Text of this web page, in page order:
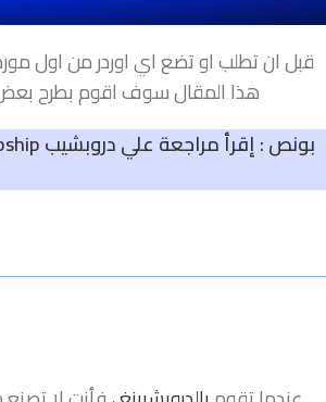
قبل ان تطلب او تضع اي اوردر من اول
هذا المقال سوف اقوم بطرح بعض
بونص : إقرأ مراجعة علي دروبشيب AliDropship -أفضل آداة دروبشيبنغ علي منصة ووردبريس